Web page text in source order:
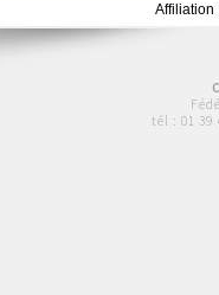
Affiliation
tél : 01 39